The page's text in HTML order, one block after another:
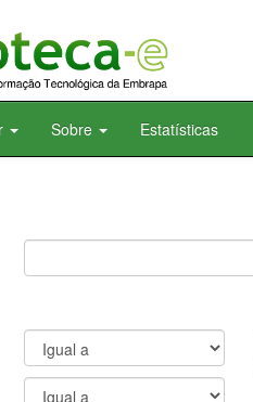
Sobre Estatísticas